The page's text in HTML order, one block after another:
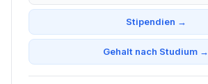
Stipendien →
Gehalt nach Studium →